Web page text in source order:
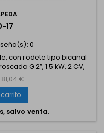
17
0
con rodete tipo bicanal
G 2”, 1.5 kW, 2 CV,
V.€
salvo venta.